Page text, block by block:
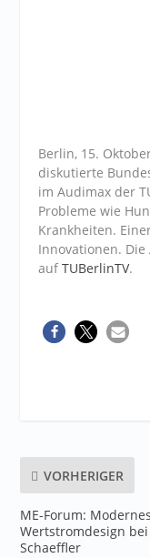
Berlin, 15.
diskutierte
im Audimax der
Probleme wie
Krankheiten.
Innovationen.
aufTUBerlinTV.
VORHERIGER
ME-Forum: Modernes
Wertstromdesign bei
Schaeffler